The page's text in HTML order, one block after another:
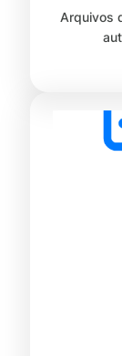
Arquivos